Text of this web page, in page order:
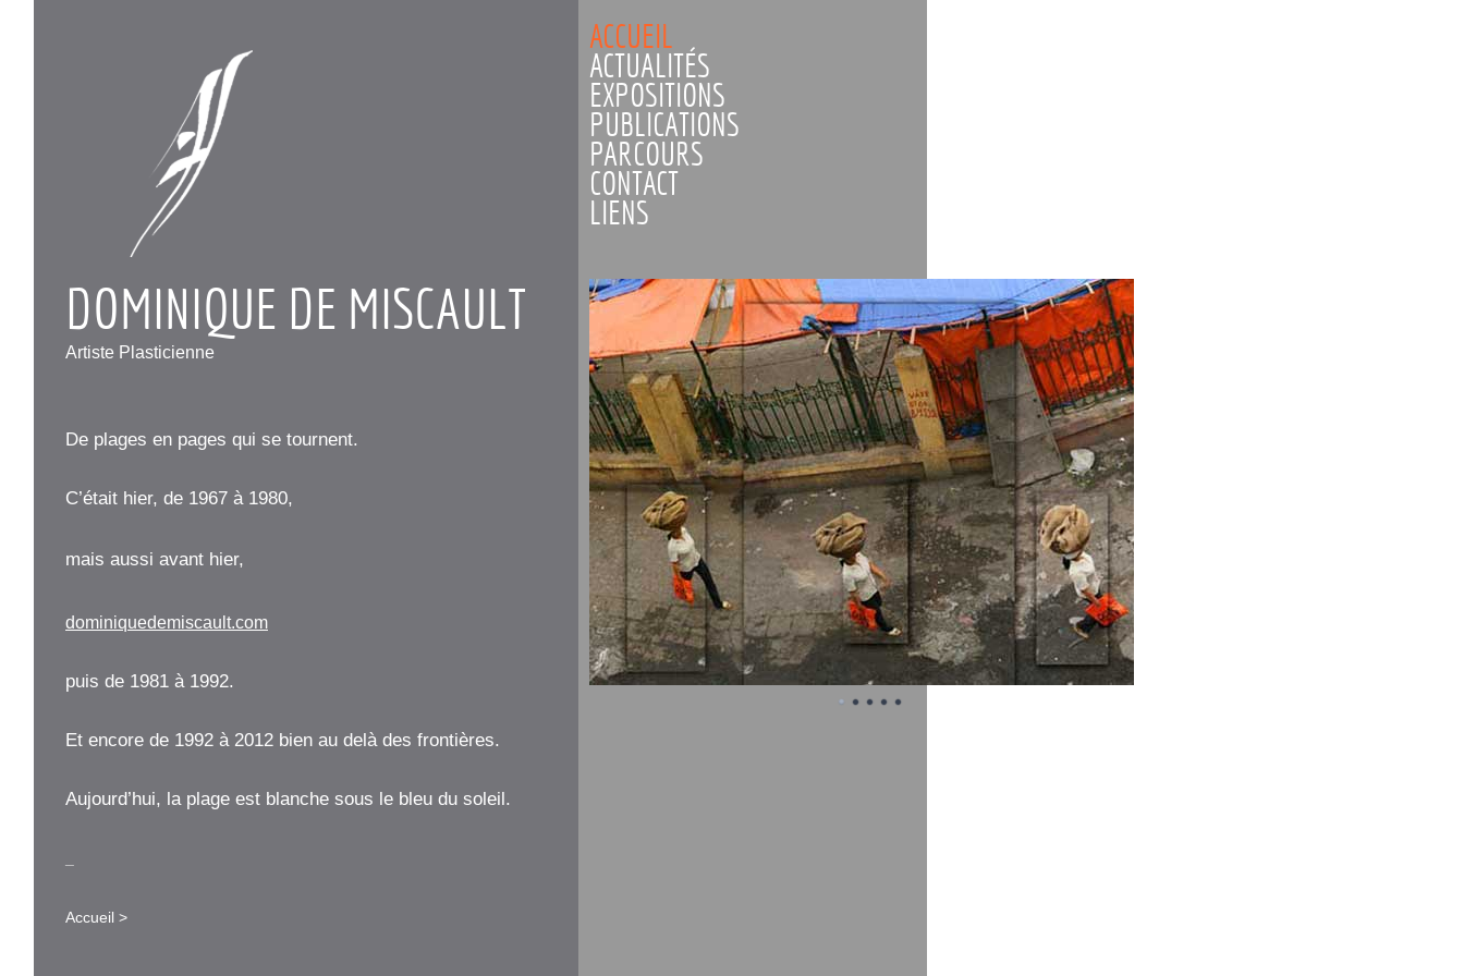
ACCUEIL
ACTUALITÉS
EXPOSITIONS
PUBLICATIONS
PARCOURS
CONTACT
LIENS
DOMINIQUE DE MISCAULT
Artiste Plasticienne
De plages en pages qui se tournent.
C’était hier, de 1967 à 1980,
mais aussi avant hier,
dominiquedemiscault.com
puis de 1981 à 1992.
Et encore de 1992 à 2012 bien au delà des frontières.
Aujourd’hui, la plage est blanche sous le bleu du soleil.
Accueil >